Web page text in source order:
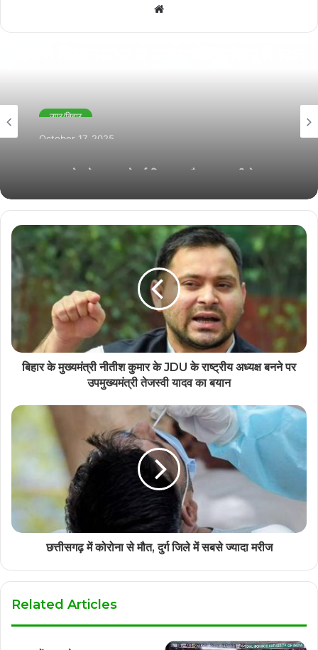
Website
उप्र/बिहार
बिहार के मुख्यमंत्री नीतीश कुमार के JDU के राष्ट्रीय अध्यक्ष बनने पर
उपमुख्यमंत्री तेजस्वी यादव का बयान
छत्तीसगढ़ में कोरोना से मौत, दुर्ग जिले में सबसे ज्यादा मरीज
Related Articles